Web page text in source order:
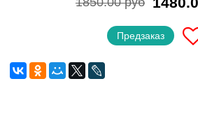
Предзаказ